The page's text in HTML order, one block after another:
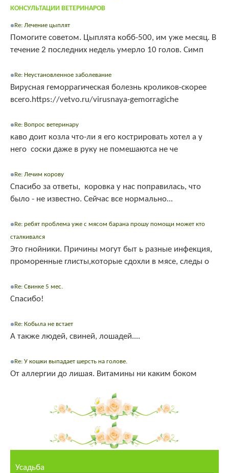
КОНСУЛЬТАЦИИ ВЕТЕРИНАРОВ
Re: Лечение цыплят
Помогите советом. Цыплята кобб-500, им уже месяц. В
течение 2 последних недель умерло 10 голов. Симп
Re: Неустановленное заболевание
Вирусная геморрагическая болезнь кроликов-скорее
всего.https://vetvo.ru/virusnaya-gemorragiche
Re: Вопрос ветеринару
каво доит козла что-ли я его кострировать хотел а у
него соски даже в руку не помешаютса не че
Re: Лечим корову
Спасибо за ответы, коровка у нас поправилась, что
было - не известно. Сейчас все нормально...
Re: ребят проблема уже с мясом барана прошу помощи может кто
сталкивался
Это гнойники. Причины могут быт ь разные инфекция,
проморенные глисты,которые сдохли в мясе, следы о
Re: Свинке 5 мес.
Спасибо!
Re: Кобыла не встает
А также людей, свиней, лошадей....
Re: У кошки выпадает шерсть на голове.
От аллергии до лишая. Витамины ни каким боком
Усадьба